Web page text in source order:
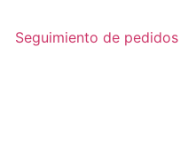
Seguimiento de pedidos